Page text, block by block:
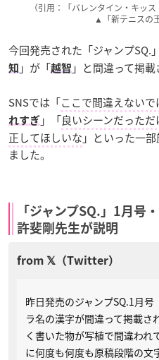
（引用：「バレンタイン・キッ
▲「新テニスの
今回発売された「ジャンプSQ.
知 」が「越智 」と間違って掲
SNSでは「ここで間違えない
れすぎ 」「良いシーンだった
正してほしいな 」といった一
ました。
「 ジャンプSQ.」1月号
許斐剛先生が説明
昨日発売のジャンプSQ.1月号
ラ名の漢字が間違って掲載さ
く書いた物が写植で間違われ
に何度も何度も原稿段階の